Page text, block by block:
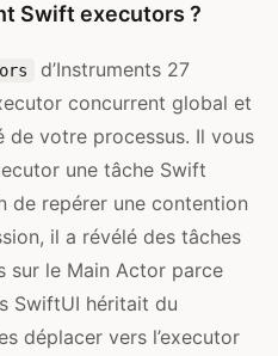
Swift executors ?
d’Instruments 27
concurrent global et
votre processus. Il vous
une tâche Swift
de repérer une contention
il a révélé des tâches
sur le Main Actor parce
SwiftUI héritait du
déplacer vers l’executor